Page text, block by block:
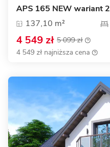
APS 165 NEW wariant 2
137,10 m²
4 549 zł 5 099 zł
4 549 zł najniższa cena